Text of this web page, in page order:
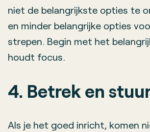
niet de belangrijkste opties te
en minder belangrijke opties
strepen. Begin met het
houdt focus.
4. Betrek en
Als je het goed inricht, komen